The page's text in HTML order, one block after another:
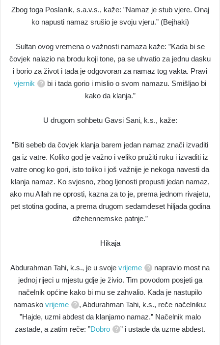
Zbog toga Poslanik, s.a.v.s., kaže: ”Namaz je stub vjere. Onaj
ko napusti namaz srušio je svoju vjeru.” (Bejhaki)
Sultan ovog vremena o važnosti namaza kaže: ”Kada bi se
čovjek nalazio na brodu koji tone, pa se uhvatio za jednu dasku
i borio za život i tada je odgovoran za namaz tog vakta. Pravi
vjernik
bi i tada gorio i mislio o svom namazu. Smišljao bi
kako da klanja.”
U drugom sohbetu Gavsi Sani, k.s., kaže:
”Biti sebeb da čovjek klanja barem jedan namaz znači izvaditi
ga iz vatre. Koliko god je važno i veliko pružiti ruku i izvaditi iz
vatre onog ko gori, isto toliko i još važnije je nekoga navesti da
klanja namaz. Ko svjesno, zbog ljenosti propusti jedan namaz,
ako mu Allah ne oprosti, kazna za to je, prema jednom rivajetu,
pet stotina godina, a prema drugom sedamdeset hiljada godina
džehennemske patnje.”
Hikaja
Abdurahman Tahi, k.s., je u svoje vrijeme
napravio most na
jednoj rijeci u mjestu gdje je živio. Tim povodom posjeti ga
načelnik općine kako bi mu se zahvalio. Kada je nastupilo
namasko vrijeme
, Abdurahman Tahi, k.s., reče načelniku:
”Hajde, uzmi abdest da klanjamo namaz.” Načelnik malo
zastade, a zatim reče: ”Dobro ” i ustade da uzme abdest.